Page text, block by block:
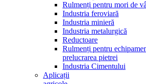
Rulmenți pentru mori de
Industria feroviară
Industria minieră
Industria metalurgică
Reductoare
Rulmenți pentru
prelucrarea pietrei
Industria Cimentului
Aplicații